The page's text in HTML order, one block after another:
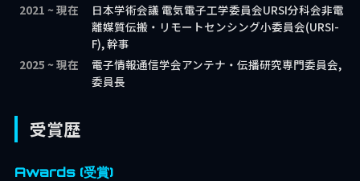
2021 ~ 現在
日本学術会議 電気電子工学委員会URSI分科会非電
離媒質伝搬・リモートセンシング小委員会(URSI-
F), 幹事
2025 ~ 現在
電子情報通信学会アンテナ・伝播研究専門委員会,
委員長
受賞歴
Awards (受賞)